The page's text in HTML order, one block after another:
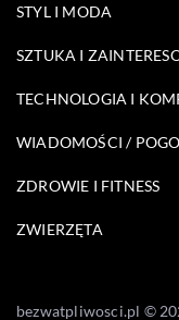
STYL I MODA
SZTUKA I
TECHNOLOGIA I
WIADOMOŚCI /
ZDROWIE I FITNESS
ZWIERZĘTA
bezwatpliwosci.pl ©